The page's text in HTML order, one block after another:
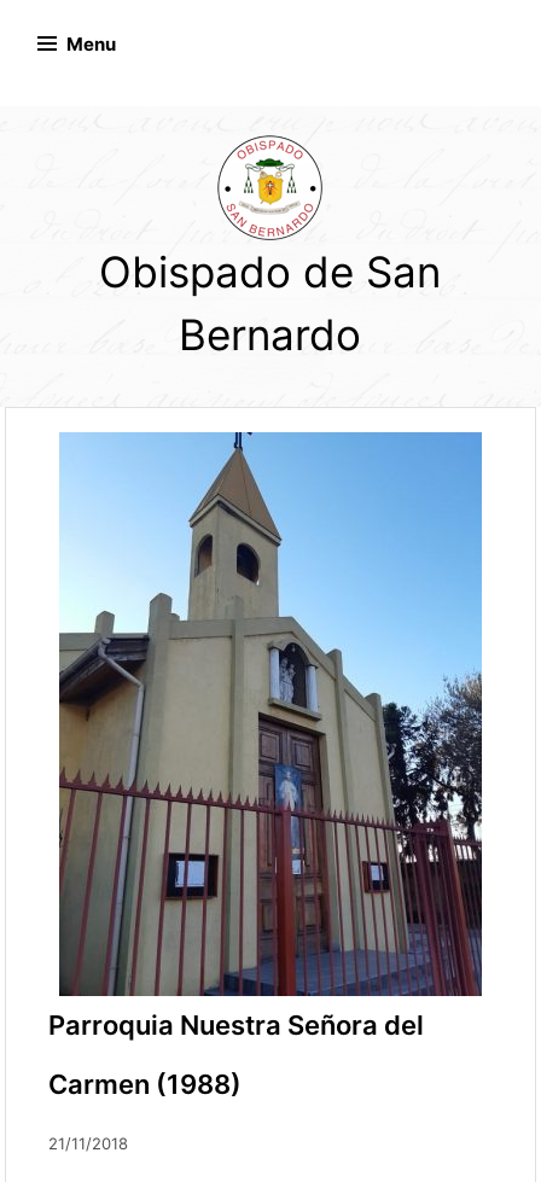
Menu
Obispado de San
Bernardo
Parroquia Nuestra Señora del
Carmen (1988)
21/11/2018